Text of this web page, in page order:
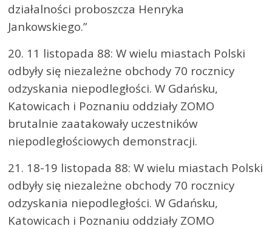
działalności proboszcza Henryka
Jankowskiego.”
20. 11 listopada 88: W wielu miastach Polski
odbyły się niezależne obchody 70 rocznicy
odzyskania niepodległości. W Gdańsku,
Katowicach i Poznaniu oddziały ZOMO
brutalnie zaatakowały uczestników
niepodległościowych demonstracji.
21. 18-19 listopada 88: W wielu miastach Polski
odbyły się niezależne obchody 70 rocznicy
odzyskania niepodległości. W Gdańsku,
Katowicach i Poznaniu oddziały ZOMO